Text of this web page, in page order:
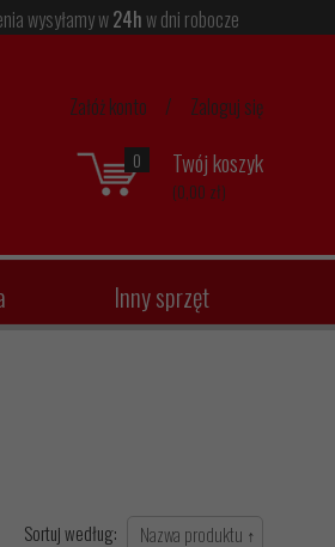
wysyłamy w24hw dni robocze
Załóż konto / Zaloguj się
0 Twój koszyk
(0,00 zł)
Inny sprzęt
Sortuj według: